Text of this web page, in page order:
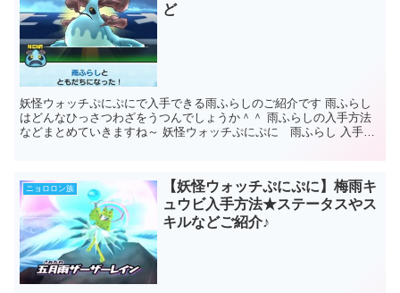
ど
妖怪ウォッチぷにぷにで入手できる雨ふらしのご紹介です 雨ふらし
はどんなひっさつわざをうつんでしょうか＾＾ 雨ふらしの入手方法
などまとめていきますね～ 妖怪ウォッチぷにぷに 雨ふらし 入手方
ニョロロン族
【妖怪ウォッチぷにぷに】梅雨キ
ュウビ入手方法★ステータスやス
キルなどご紹介♪